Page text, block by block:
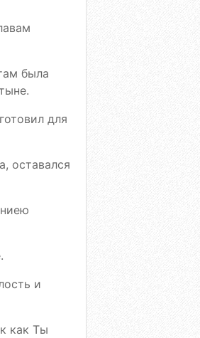
была
для
оставался
и
как Ты